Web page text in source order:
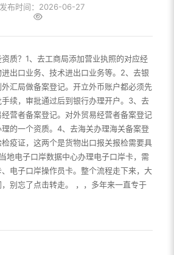
布时间：2026-06-27
质？1、去工商局添加营业执照的对应经
出口业务、技术进出口业务等。2、去银
汇局做备案登记。开立外币账户都必须先
续，审批通过后到银行办理开户。3、去
营者备案登记。对外贸易经营者备案登记
的一个资质。4、去海关办理海关备案登
疫证，这两个是货物出口报关报检需要具
地电子口岸数据中心办理电子口岸卡，需
电子口岸操作员卡。整个流程走下来，大
别忘了点击转走。 ，，多年来一直专于